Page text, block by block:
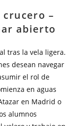
–
abierto
tras la vela ligera.
desean navegar
el rol de
en aguas
en Madrid o
alumnos